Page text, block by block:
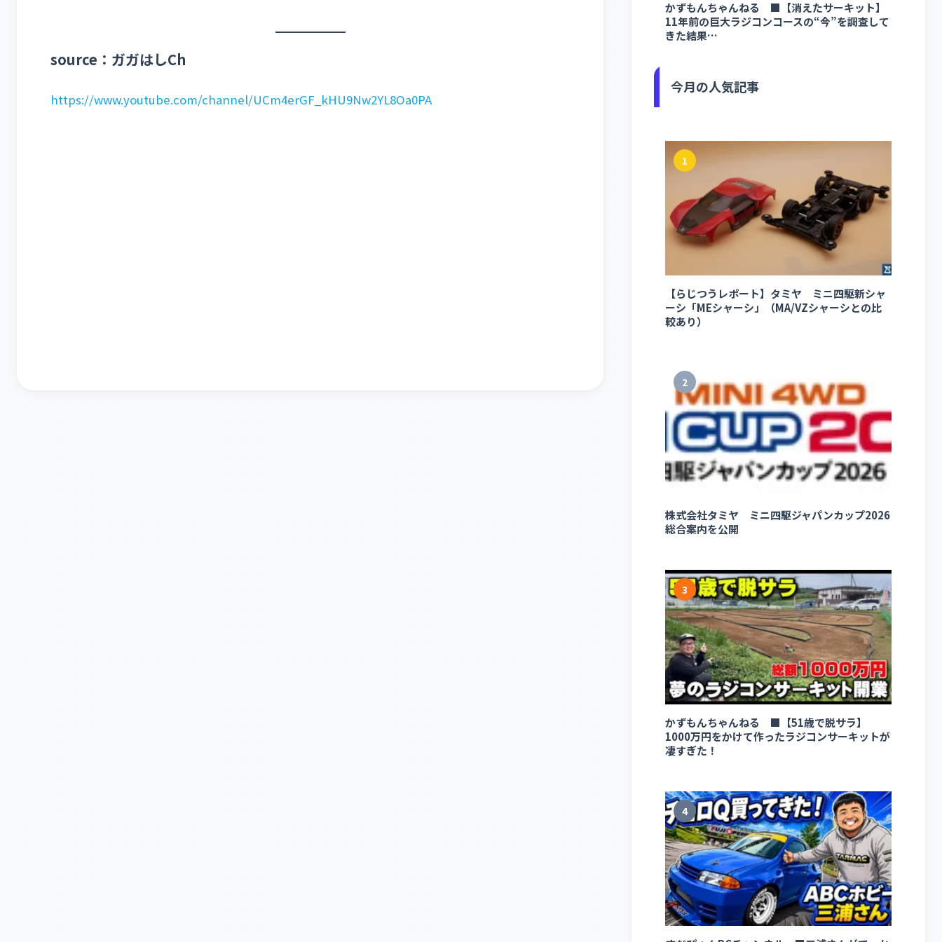
source：ガガはしCh
https://www.youtube.com/channel/UCm4erGF_kHU9Nw2YL8Oa0PA
かずもんちゃんねる ■【消えたサーキット】
11年前の巨大ラジコンコースの“今”を調査して
きた結果…
今月の人気記事
1
【らじつうレポート】タミヤ ミニ四駆新シャ
ーシ「MEシャーシ」（MA/VZシャーシとの比
較あり）
2
株式会社タミヤ ミニ四駆ジャパンカップ2026
総合案内を公開
3
かずもんちゃんねる ■【51歳で脱サラ】
1000万円をかけて作ったラジコンサーキットが
凄すぎた！
4